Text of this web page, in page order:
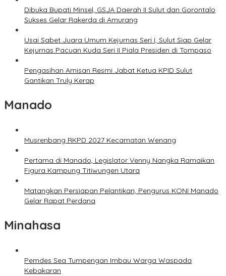
Dibuka Bupati Minsel, GSJA Daerah II Sulut dan Gorontalo
Sukses Gelar Rakerda di Amurang
Usai Sabet Juara Umum Kejurnas Seri I, Sulut Siap Gelar
Kejurnas Pacuan Kuda Seri II Piala Presiden di Tompaso
Pengasihan Amisan Resmi Jabat Ketua KPID Sulut
Gantikan Truly Kerap
Manado
Musrenbang RKPD 2027 Kecamatan Wenang
Pertama di Manado, Legislator Venny Nangka Ramaikan
Figura Kampung Titiwungen Utara
Matangkan Persiapan Pelantikan, Pengurus KONI Manado
Gelar Rapat Perdana
Minahasa
Pemdes Sea Tumpengan Imbau Warga Waspada
Kebakaran